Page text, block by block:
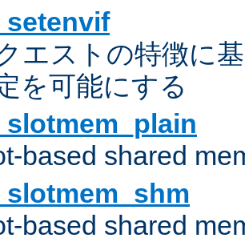
エストの特徴に
を可能にする
based shared
based shared